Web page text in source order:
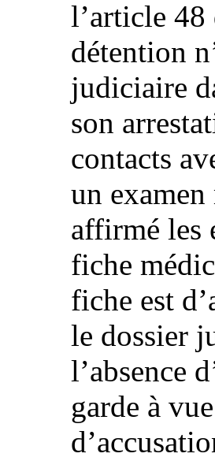
l’article
détention
judiciaire
son
contacts
un
affirmé les
fiche
fiche est
le dossier
l’absence
garde à